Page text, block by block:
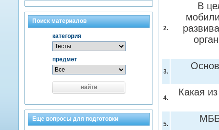
2.
В
3.
4.
Какая
5.
Поиск материалов
категория
предмет
найти
Еще вопросы для подготовки